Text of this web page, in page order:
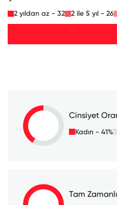
2 yıldan az - 32 2 ile 5 yıl - 26
Cinsiyet
Kadın - 41%
Tam